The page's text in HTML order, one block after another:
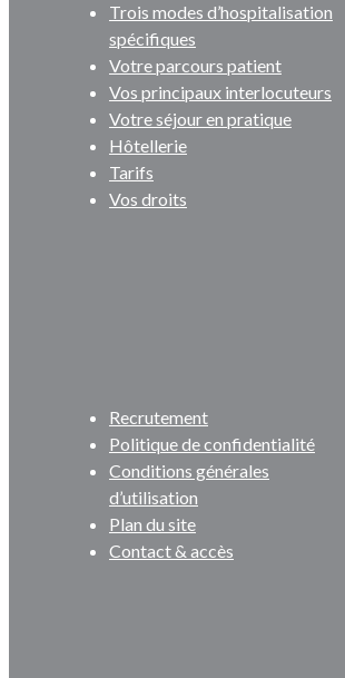
Trois modes d’hospitalisation
spécifiques
Votre parcours patient
Vos principaux interlocuteurs
Votre séjour en pratique
Hôtellerie
Tarifs
Vos droits
Recrutement
Politique de confidentialité
Conditions générales
d’utilisation
Plan du site
Contact & accès